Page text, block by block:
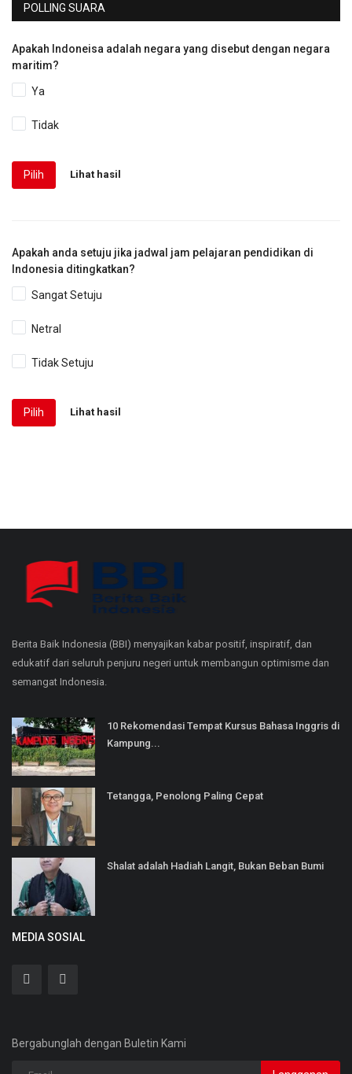
POLLING SUARA
Apakah Indoneisa adalah negara yang disebut dengan negara
maritim?
Ya
Tidak
Pilih Lihat hasil
Apakah anda setuju jika jadwal jam pelajaran pendidikan di
Indonesia ditingkatkan?
Sangat Setuju
Netral
Tidak Setuju
Pilih Lihat hasil
Berita Baik Indonesia (BBI) menyajikan kabar positif, inspiratif, dan
edukatif dari seluruh penjuru negeri untuk membangun optimisme dan
semangat Indonesia.
10 Rekomendasi Tempat Kursus Bahasa Inggris di
Kampung...
Tetangga, Penolong Paling Cepat
Shalat adalah Hadiah Langit, Bukan Beban Bumi
MEDIA SOSIAL
Bergabunglah dengan Buletin Kami